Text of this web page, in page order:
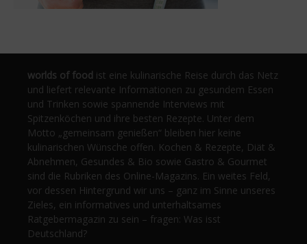
worlds of food ist eine kulinarische Reise durch das Netz
und liefert relevante Informationen zu gesundem Essen
und Trinken sowie spannende Interviews mit
Spitzenköchen und ihre besten Rezepte. Unter dem
Motto „gemeinsam genießen“ bleiben hier keine
kulinarischen Wünsche offen. Kochen & Rezepte, Diät &
Abnehmen, Gesundes & Bio sowie Gastro & Gourmet
sind die Rubriken des Online-Magazins. Ein weites Feld,
vor dessen Hintergrund wir uns – ganz im Sinne unseres
Zieles, ein informatives und unterhaltsames
Ratgebermagazin zu sein – fragen: Was isst
Deutschland?